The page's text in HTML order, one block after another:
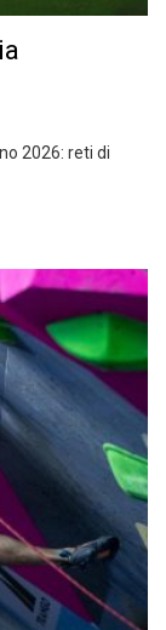
2026: reti di